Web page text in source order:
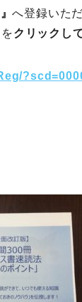
へ登録いた
クリックし